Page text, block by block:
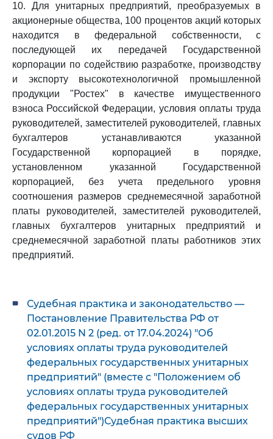
10. Для унитарных предприятий, преобразуемых в
акционерные общества, 100 процентов акций которых
находится в федеральной собственности, с
последующей их передачей Государственной
корпорации по содействию разработке, производству
и экспорту высокотехнологичной промышленной
продукции "Ростех" в качестве имущественного
взноса Российской Федерации, условия оплаты труда
руководителей, заместителей руководителей, главных
бухгалтеров устанавливаются указанной
Государственной корпорацией в порядке,
установленном указанной Государственной
корпорацией, без учета предельного уровня
соотношения размеров среднемесячной заработной
платы руководителей, заместителей руководителей,
главных бухгалтеров унитарных предприятий и
среднемесячной заработной платы работников этих
предприятий.
Судебная практика и законодательство —
Постановление Правительства РФ от
02.01.2015 N 2 (ред. от 17.04.2024) "Об
условиях оплаты труда руководителей
федеральных государственных унитарных
предприятий" (вместе с "Положением об
условиях оплаты труда руководителей
федеральных государственных унитарных
предприятий")Судебная практика высших
судов РФ